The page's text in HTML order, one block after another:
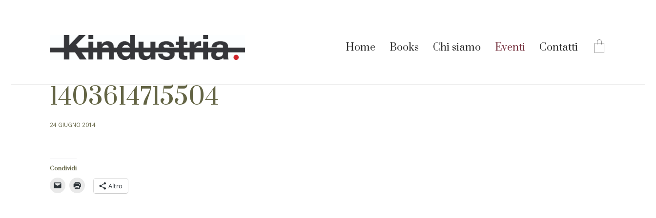
Home Books Chi siamo Eventi Contatti
1403614715504
24 GIUGNO 2014
Condividi
Altro